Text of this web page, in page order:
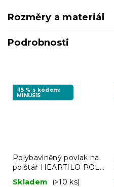
Rozměry a materiál
Podrobnosti
-15 % s kódem:
MINUS15
Polybavlněný povlak na
polštář HEARTILO POLY
50x70 cm, béžový
Skladem (>10 ks)